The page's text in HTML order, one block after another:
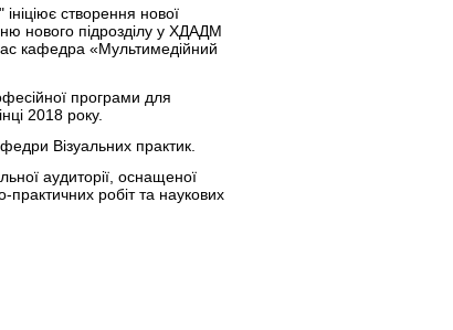
створення нової
нового підрозділу у ХДАДМ
кафедра «Мультимедійний
програми для
2018 року.
Візуальних практик.
аудиторії, оснащеної
робіт та наукових